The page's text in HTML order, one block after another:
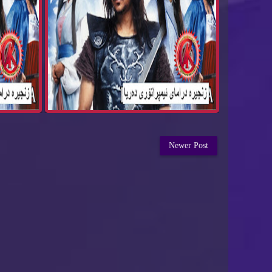
Newer Post